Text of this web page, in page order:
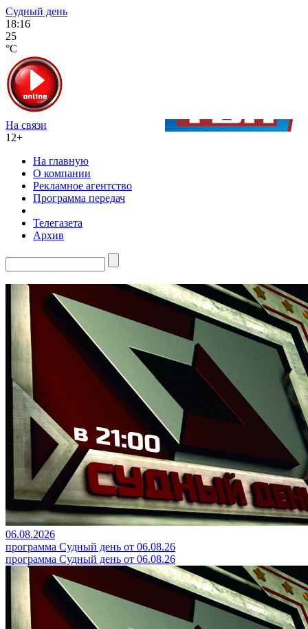
Судный день
18:16
25
°C
На связи
12+
На главную
О компании
Рекламное агентство
Программа передач
Телегазета
Архив
06.08.2026
программа Судный день от 06.08.26
программа Судный день от 06.08.26